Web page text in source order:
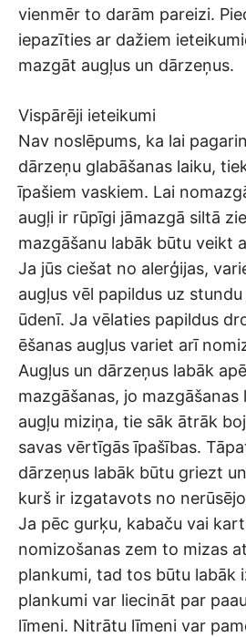
vienmēr to darām pareizi.
iepazīties ar dažiem
mazgāt augļus un dārzeņus.
Vispārēji ieteikumi
Nav noslēpums, ka lai
dārzeņu glabāšanas laiku,
īpašiem vaskiem. Lai
augļi ir rūpīgi jāmazgā siltā
mazgāšanu labāk būtu veikt
Ja jūs ciešat no alerģijas,
augļus vēl papildus uz
ūdenī. Ja vēlaties papildus
ēšanas augļus variet arī
Augļus un dārzeņus labāk
mazgāšanas, jo
augļu miziņa, tie sāk ātrāk
savas vērtīgās īpašības.
dārzeņus labāk būtu griezt
kurš ir izgatavots no
Ja pēc gurķu, kabaču vai
nomizošanas zem to mizas
plankumi, tad tos būtu labāk
plankumi var liecināt par
līmeni. Nitrātu līmeni var